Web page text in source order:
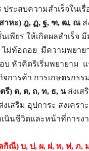
ระสบความสำเร็จในเรื่
าหะ) ฎ, ฏ, ฐ, ฑ, ฒ, ณ ส่
เพียร ให้เกิดผลสำเร็จ
ไม่ท้อถอย มีความพยาย
บ หัวคิดริเริ่มพยายาม แ
การค้า การเกษตรกรรม
รี) ด, ต, ถ, ท, ธ, น ส่งเส
เสริม อุปการะ สงเครา
นินชีวิตและหน้าที่การง
กิณี) บ, ป, ผ, ฝ, พ, ฟ, ภ,